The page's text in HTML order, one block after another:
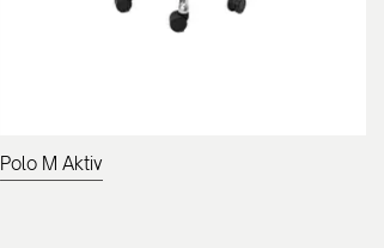
Polo M Aktiv